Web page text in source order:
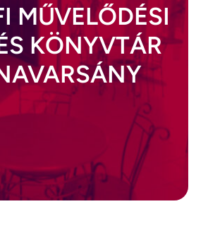
MŰVELŐDÉSI
KÖNYVTÁR